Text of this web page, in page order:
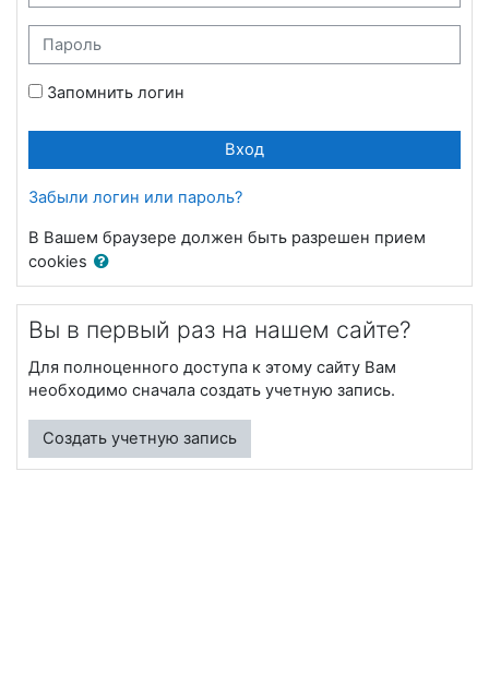
Пароль
Запомнить логин
Вход
Забыли логин или пароль?
В Вашем браузере должен быть разрешен прием
cookies
Вы в первый раз на нашем сайте?
Для полноценного доступа к этому сайту Вам
необходимо сначала создать учетную запись.
Создать учетную запись